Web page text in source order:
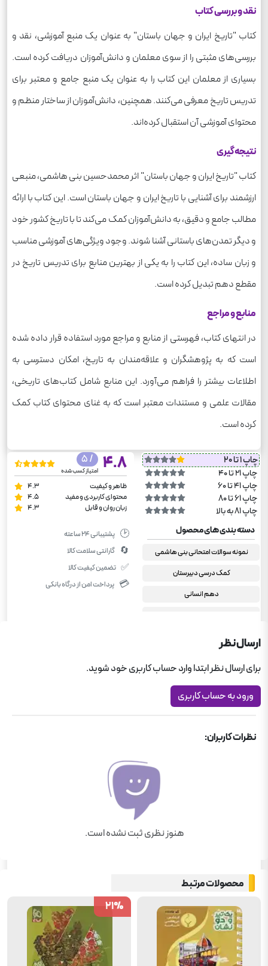
نقد و بررسی کتاب
کتاب "تاریخ ایران و جهان باستان" به عنوان یک منبع آموزشی، نقد و
بررسی‌های مثبتی را از سوی معلمان و دانش‌آموزان دریافت کرده است.
بسیاری از معلمان این کتاب را به عنوان یک منبع جامع و معتبر برای
تدریس تاریخ معرفی می‌کنند. همچنین، دانش‌آموزان از ساختار منظم و
محتوای آموزشی آن استقبال کرده‌اند.
نتیجه‌گیری
کتاب "تاریخ ایران و جهان باستان" اثر محمدحسین بنی هاشمی، منبعی
ارزشمند برای آشنایی با تاریخ ایران و جهان باستان است. این کتاب با ارائه
مطالب جامع و دقیق، به دانش‌آموزان کمک می‌کند تا با تاریخ کشور خود
و دیگر تمدن‌های باستانی آشنا شوند. وجود ویژگی‌های آموزشی مناسب
و زبان ساده، این کتاب را به یکی از بهترین منابع برای تدریس تاریخ در
مقطع دهم تبدیل کرده است.
منابع و مراجع
در انتهای کتاب، فهرستی از منابع و مراجع مورد استفاده قرار داده شده
است که به پژوهشگران و علاقه‌مندان به تاریخ، امکان دسترسی به
اطلاعات بیشتر را فراهم می‌آورد. این منابع شامل کتاب‌های تاریخی،
مقالات علمی و مستندات معتبر است که به غنای محتوای کتاب کمک
کرده است.
چاپ 1 تا 20
چاپ 21 تا 40
چاپ 41 تا 60
چاپ 61 تا 80
چاپ 81 به بالا
4.8
/ 5
امتیاز کسب شده
ظاهر و کیفیت
4.3
محتوای کاربردی و مفید
4.5
زبان روان و قابل
4.3
دسته بندی های محصول
نمونه سوالات امتحانی بنی هاشمی
کمک درسی دبیرستان
دهم انسانی
🕑 پشتیبانی ۲۴ ساعته
🔄 گارانتی سلامت کالا
✅ تضمین کیفیت کالا
💳 پرداخت امن از درگاه بانکی
ارسال نظر
برای ارسال نظر ابتدا وارد حساب کاربری خود شوید.
ورود به حساب کاربری
نظرات کاربران:
هنوز نظری ثبت نشده است.
محصولات مرتبط
21%
21%